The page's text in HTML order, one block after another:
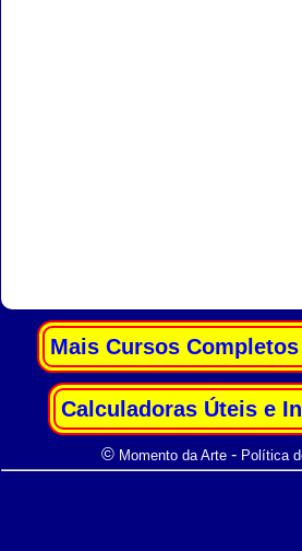
© Momento da Arte- Política